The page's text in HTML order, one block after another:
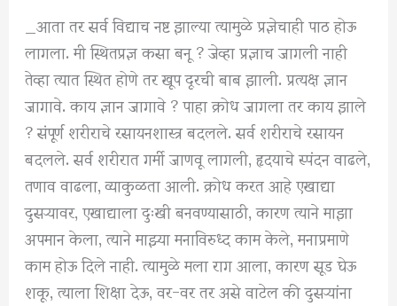
_आता तर सर्व विद्याच नष्ट झाल्या त्यामुळे प्रज्ञेचाही पाठ होऊ
लागला. मी स्थितप्रज्ञ कसा बनू ? जेव्हा प्रज्ञाच जागली नाही
तेव्हा त्यात स्थित होणे तर खूप दूरची बाब झाली. प्रत्यक्ष ज्ञान
जागावे. काय ज्ञान जागावे ? पाहा क्रोध जागला तर काय झाले
? संपूर्ण शरीराचे रसायनशास्त्र बदलले. सर्व शरीराचे रसायन
बदलले. सर्व शरीरात गर्मी जाणवू लागली, हृदयाचे स्पंदन वाढले,
तणाव वाढला, व्याकुळता आली. क्रोध करत आहे एखाद्या
दुसऱ्यावर, एखाद्याला दुःखी बनवण्यासाठी, कारण त्याने माझा
अपमान केला, त्याने माझ्या मनाविरुध्द काम केले, मनाप्रमाणे
काम होऊ दिले नाही. त्यामुळे मला राग आला, कारण सूड घेऊ
शकू, त्याला शिक्षा देऊ, वर-वर तर असे वाटेल की दुसऱ्यांना